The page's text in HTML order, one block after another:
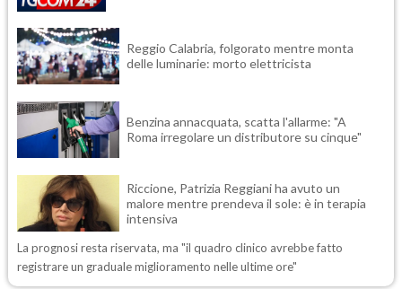
Reggio Calabria, folgorato mentre monta
delle luminarie: morto elettricista
Benzina annacquata, scatta l'allarme: "A
Roma irregolare un distributore su cinque"
Riccione, Patrizia Reggiani ha avuto un
malore mentre prendeva il sole: è in terapia
intensiva
La prognosi resta riservata, ma "il quadro clinico avrebbe fatto
registrare un graduale miglioramento nelle ultime ore"